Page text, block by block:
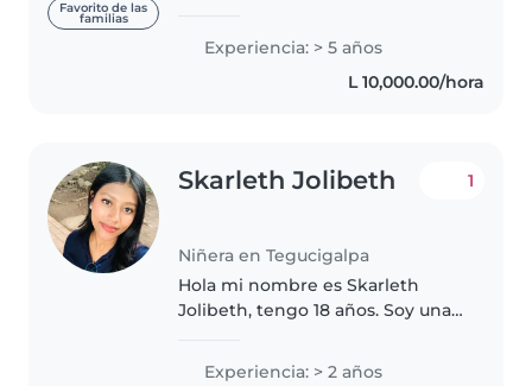
Favorito de las
familias
bebés hasta adolescentes.
Además, tengo experiencia
cuidando a niños con
Experiencia: > 5 años
L 10,000.00/hora
Skarleth Jolibeth
Niñera en Tegucigalpa
1
Hola mi nombre es Skarleth
Jolibeth, tengo 18 años. Soy una
Experiencia: > 2 años